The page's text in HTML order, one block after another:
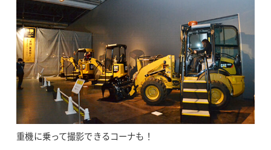
重機に乗って撮影できるコーナも！